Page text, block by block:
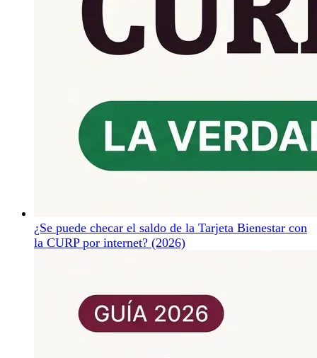
¿Se puede checar el saldo de la Tarjeta Bienestar con
la CURP por internet? (2026)